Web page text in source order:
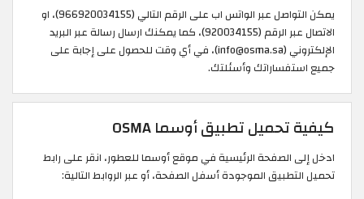
يمكن التواصل عبر الواتس اب على الرقم التالي (966920034155)، او
الاتصال عبر الرقم (920034155)، كما يمكنك ارسال رسالة عبر البريد
الإلكتروني (info@osma.sa)، في أي وقت للحصول على إجابة على
جميع استفساراتك وأسئلتك.
كيفية تحميل تطبيق أوسما OSMA
ادخل إلى الصفحة الرئيسية في موقع أوسما للعطور، انقر على رابط
تحميل التطبيق الموجودة أسفل الصفحة، أو عبر الروابط التالية: